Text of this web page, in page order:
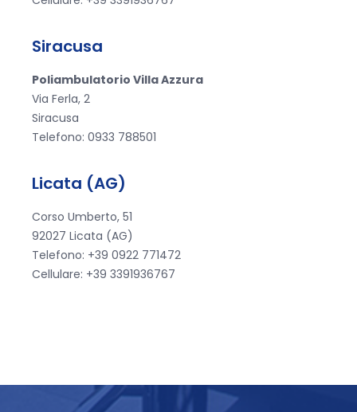
Siracusa
Poliambulatorio Villa Azzura
Via Ferla, 2
Siracusa
Telefono: 0933 788501
Licata (AG)
Corso Umberto, 51
92027 Licata (AG)
Telefono: +39 0922 771472
Cellulare: +39 3391936767